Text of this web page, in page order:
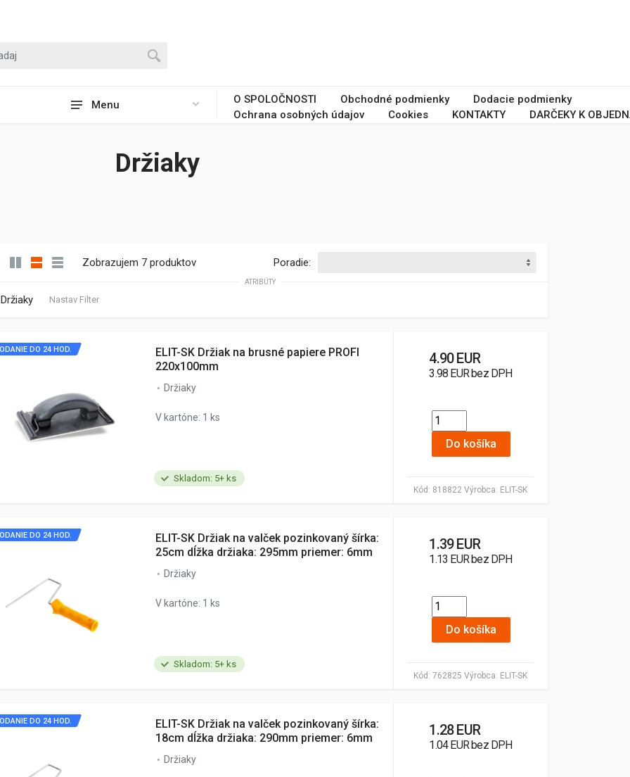
Menu O SPOLOČNOSTI Obchodné podmienky
Dodacie podmienky
Ochrana osobných údajov
Cookies KONTAKTY DARČEKY K
Držiaky
Zobrazujem 7 produktov Poradie:
ATRIBÚTY
Držiaky Nastav Filter
Skladom: 5+ ks
Kód: 818822 Výrobca: ELIT-SK
DO 24 HOD.
ELIT-SK Držiak na brusné papiere PROFI
220x100mm
Držiaky
V kartóne: 1 ks
4.90 EUR
3.98 EUR bez DPH
Do košíka
Skladom: 5+ ks
Kód: 762825 Výrobca: ELIT-SK
DO 24 HOD.
ELIT-SK Držiak na valček pozinkovaný šírka:
25cm dĺžka držiaka: 295mm priemer: 6mm
Držiaky
V kartóne: 1 ks
1.39 EUR
1.13 EUR bez DPH
Do košíka
DO 24 HOD.
ELIT-SK Držiak na valček pozinkovaný šírka:
18cm dĺžka držiaka: 290mm priemer: 6mm
Držiaky
1.28 EUR
1.04 EUR bez DPH